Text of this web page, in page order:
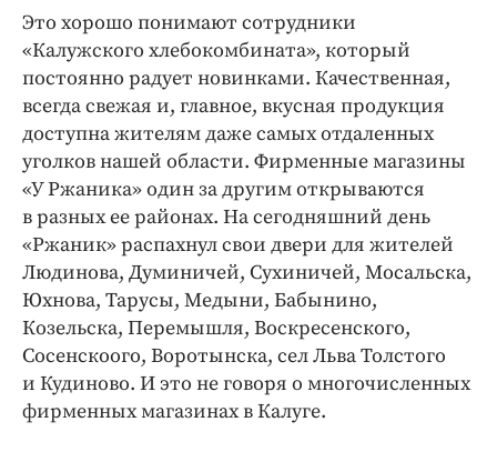
Работодатель года
Это хорошо понимают сотрудники
«Калужского хлебокомбината», который
постоянно радует новинками. Качественная,
всегда свежая и, главное, вкусная продукция
доступна жителям даже самых отдаленных
уголков нашей области. Фирменные магазины
«У Ржаника» один за другим открываются
в разных ее районах. На сегодняшний день
«Ржаник» распахнул свои двери для жителей
Людинова, Думиничей, Сухиничей, Мосальска,
Юхнова, Тарусы, Медыни, Бабынино,
Козельска, Перемышля, Воскресенского,
Сосенскоого, Воротынска, сел Льва Толстого
и Кудиново. И это не говоря о многочисленных
фирменных магазинах в Калуге.